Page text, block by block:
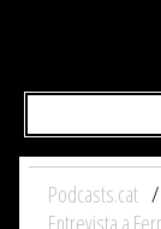
Podcasts.cat
Entrevista a